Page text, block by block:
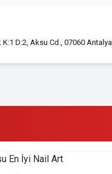
D:2, Aksu Cd., 07060 Antalya